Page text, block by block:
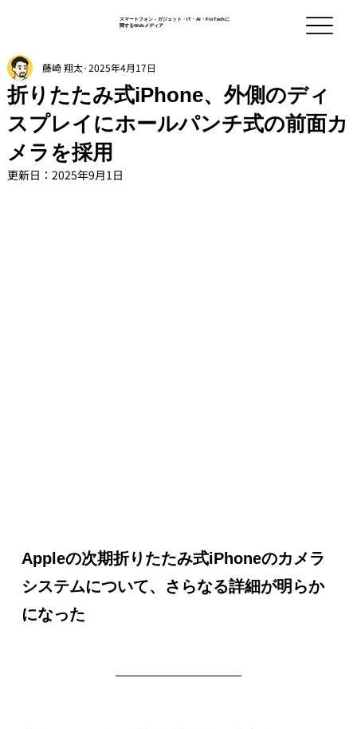
スマートフォン - ガジェット・IT・AI・FinTechに
関するWebメディア
折りたたみ式iPhone、外側のディ
スプレイにホールパンチ式の前面カ
メラを採用
藤崎 翔太 2025年4月17日
更新日： 2025年9月1日
Appleの次期折りたたみ式iPhoneのカメラ
システムについて、さらなる詳細が明らか
になった